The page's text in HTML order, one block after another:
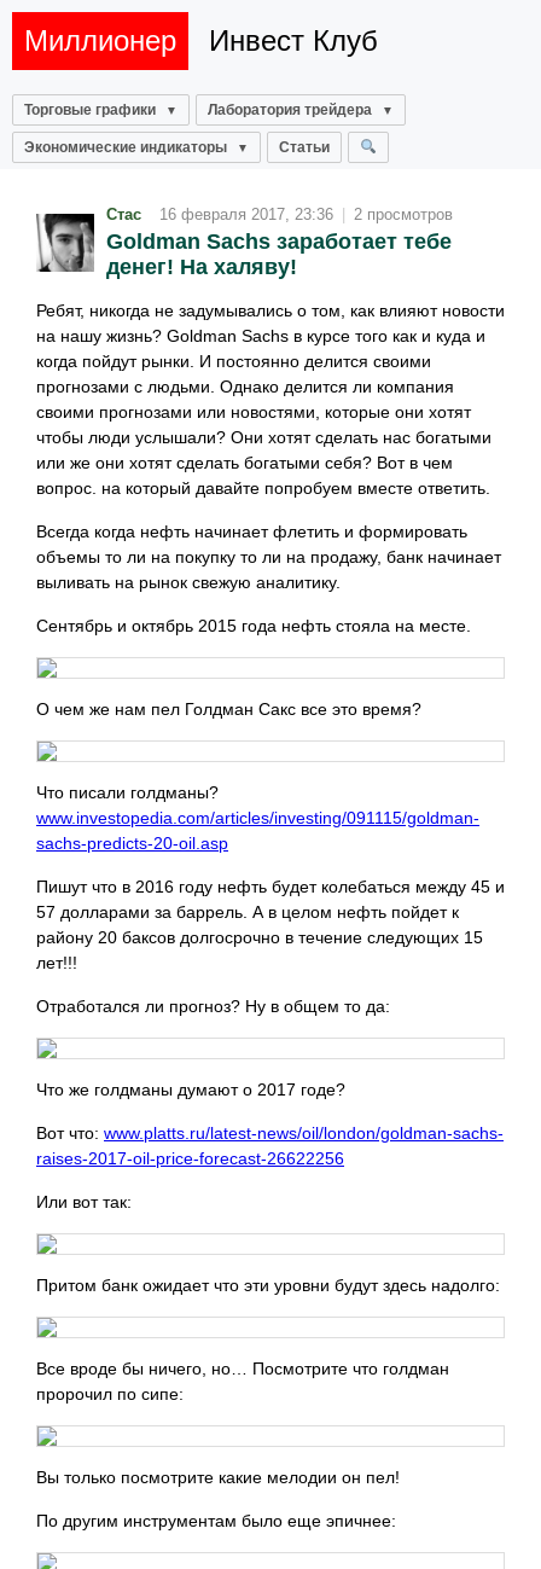
Миллионер Инвест Клуб
Торговые графики Лаборатория трейдера
Экономические индикаторы Статьи
Стас 16 февраля 2017, 23:36 2 просмотров
Goldman Sachs заработает тебе
денег! На халяву!
Ребят, никогда не задумывались о том, как влияют новости
на нашу жизнь? Goldman Sachs в курсе того как и куда и
когда пойдут рынки. И постоянно делится своими
прогнозами с людьми. Однако делится ли компания
своими прогнозами или новостями, которые они хотят
чтобы люди услышали? Они хотят сделать нас богатыми
или же они хотят сделать богатыми себя? Вот в чем
вопрос. на который давайте попробуем вместе ответить.
Всегда когда нефть начинает флетить и формировать
объемы то ли на покупку то ли на продажу, банк начинает
выливать на рынок свежую аналитику.
Сентябрь и октябрь 2015 года нефть стояла на месте.
О чем же нам пел Голдман Сакс все это время?
Что писали голдманы?
www.investopedia.com/articles/investing/091115/goldman-
sachs-predicts-20-oil.asp
Пишут что в 2016 году нефть будет колебаться между 45 и
57 долларами за баррель. А в целом нефть пойдет к
району 20 баксов долгосрочно в течение следующих 15
лет!!!
Отработался ли прогноз? Ну в общем то да:
Что же голдманы думают о 2017 годе?
Вот что: www.platts.ru/latest-news/oil/london/goldman-sachs-
raises-2017-oil-price-forecast-26622256
Или вот так:
Притом банк ожидает что эти уровни будут здесь надолго:
Все вроде бы ничего, но… Посмотрите что голдман
пророчил по сипе:
Вы только посмотрите какие мелодии он пел!
По другим инструментам было еще эпичнее: